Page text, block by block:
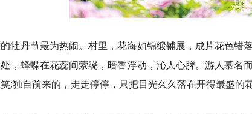
牡丹节最为热闹。村里，花海如锦缎铺展，成片花色错
，蜂蝶在花蕊间萦绕，暗香浮动，沁人心脾。游人慕名
;独自前来的，走走停停，只把目光久久落在开得最盛的